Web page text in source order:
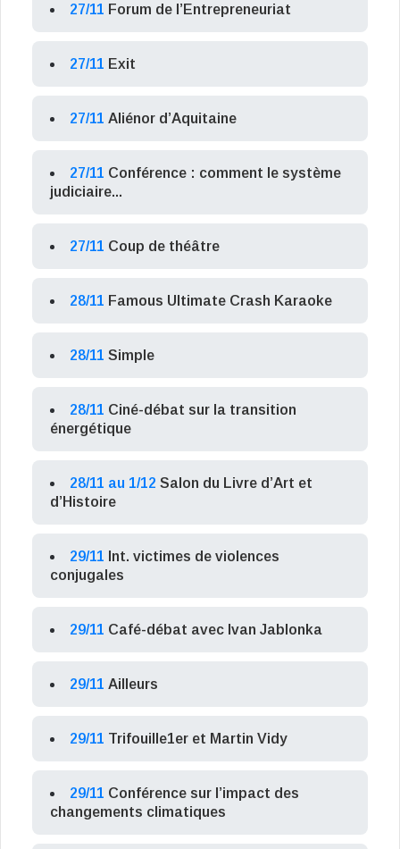
27/11 Forum de l’Entrepreneuriat
27/11 Exit
27/11 Aliénor d’Aquitaine
27/11 Conférence : comment le système
judiciaire...
27/11 Coup de théâtre
28/11 Famous Ultimate Crash Karaoke
28/11 Simple
28/11 Ciné-débat sur la transition
énergétique
28/11 au 1/12 Salon du Livre d’Art et
d’Histoire
29/11 Int. victimes de violences
conjugales
29/11 Café-débat avec Ivan Jablonka
29/11 Ailleurs
29/11 Trifouille1er et Martin Vidy
29/11 Conférence sur l’impact des
changements climatiques